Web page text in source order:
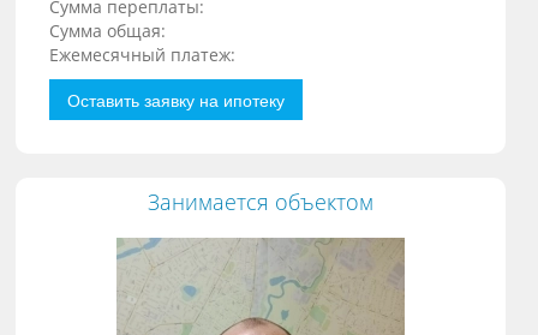
Сумма переплаты:
Сумма общая:
Ежемесячный платеж:
Оставить заявку на ипотеку
Занимается объектом